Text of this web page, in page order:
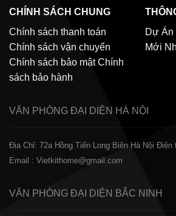
CHÍNH SÁCH CHUNG
Chính sách thanh toán
Chính sách vận chuyển
Chính sách bảo mật Chính
sách bảo hành
Dự Án
Mới
VĂN PHÒNG ĐẠI DIỆN HÀ NỘI
Địa Chỉ: 72a Hồng Tiến Long Biên Hà Nội Điện
Email : Vietkithome@gmail.com
VĂN PHÒNG ĐẠI DIỆN BẮC NINH